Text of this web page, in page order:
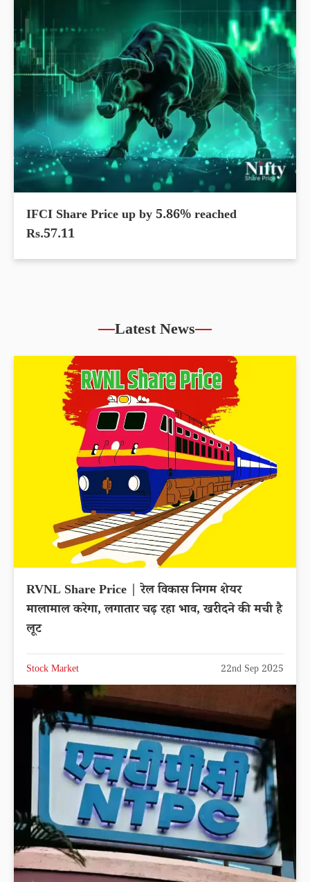
IFCI Share Price up by 5.86% reached
Rs.57.11
Latest News
RVNL Share Price | रेल विकास निगम शेयर
मालामाल करेगा, लगातार चढ़ रहा भाव, खरीदने की मची है
लूट
Stock Market 22nd Sep 2025